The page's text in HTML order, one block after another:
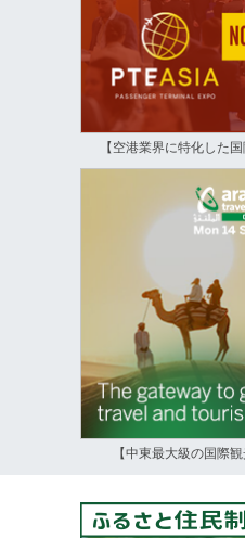
【空港業界に特化した
【中東最大級の国際